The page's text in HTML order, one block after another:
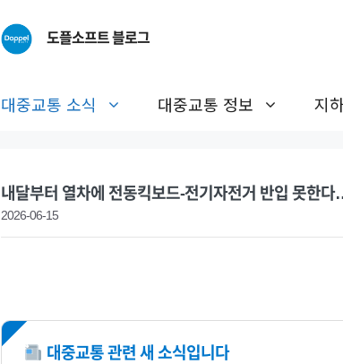
도플소프트 블로그
대중교통 소식 대중교통 정보 지
내달부터 열차에 전동킥보드-전기자전거 반입 못한
2026-06-15
NEW 대중교통 관련 새 소식입니다